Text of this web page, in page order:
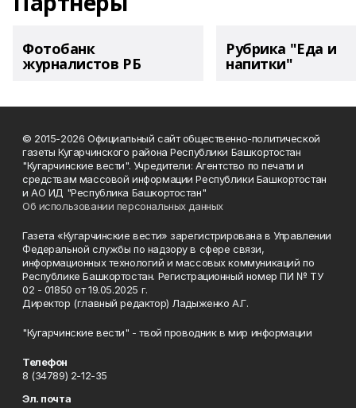
Фотобанк
журналистов РБ
Рубрика "Еда и
напитки"
© 2015-2026 Официальный сайт общественно-политической
газеты Кугарчинского района Республики Башкортостан
"Кугарчинские вести". Учредители: Агентство по печати и
средствам массовой информации Республики Башкортостан
и АО ИД "Республика Башкортостан"
Об использовании персональных данных
Газета «Кугарчинские вести» зарегистрирована в Управлении
Федеральной службы по надзору в сфере связи,
информационных технологий и массовых коммуникаций по
Республике Башкортостан. Регистрационный номер ПИ № ТУ
02 - 01850 от 19.05.2025 г.
Директор (главный редактор) Ладыженко А.Г.
"Кугарчинские вести" - твой проводник в мир информации
Телефон
8 (34789) 2-12-35
Эл. почта